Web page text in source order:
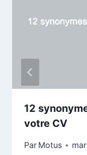
12
votre CV
Par Motus